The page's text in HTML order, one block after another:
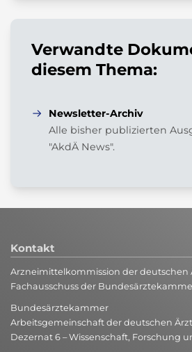
Verwandte
diesem Thema:
Newsletter-Archiv
Alle bisher publizierten
"AkdÄ News".
Kontakt
Arzneimittelkommission der deutschen
Fachausschuss der
Bundesärztekammer
Arbeitsgemeinschaft der deutschen
Dezernat 6 – Wissenschaft, Forschung